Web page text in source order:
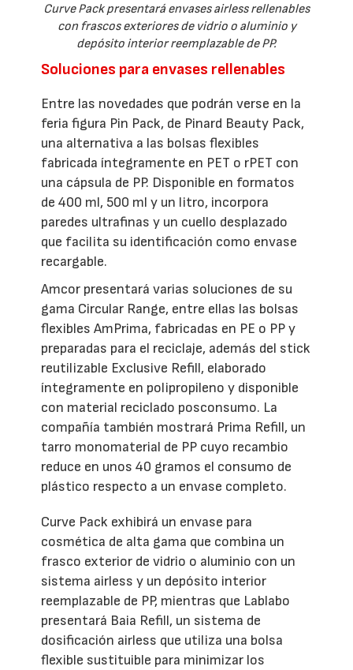
Curve Pack presentará envases airless rellenables
con frascos exteriores de vidrio o aluminio y
depósito interior reemplazable de PP.
Soluciones para envases rellenables
Entre las novedades que podrán verse en la
feria figura Pin Pack, de Pinard Beauty Pack,
una alternativa a las bolsas flexibles
fabricada íntegramente en PET o rPET con
una cápsula de PP. Disponible en formatos
de 400 ml, 500 ml y un litro, incorpora
paredes ultrafinas y un cuello desplazado
que facilita su identificación como envase
recargable.
Amcor presentará varias soluciones de su
gama Circular Range, entre ellas las bolsas
flexibles AmPrima, fabricadas en PE o PP y
preparadas para el reciclaje, además del stick
reutilizable Exclusive Refill, elaborado
íntegramente en polipropileno y disponible
con material reciclado posconsumo. La
compañía también mostrará Prima Refill, un
tarro monomaterial de PP cuyo recambio
reduce en unos 40 gramos el consumo de
plástico respecto a un envase completo.
Curve Pack exhibirá un envase para
cosmética de alta gama que combina un
frasco exterior de vidrio o aluminio con un
sistema airless y un depósito interior
reemplazable de PP, mientras que Lablabo
presentará Baia Refill, un sistema de
dosificación airless que utiliza una bolsa
flexible sustituible para minimizar los